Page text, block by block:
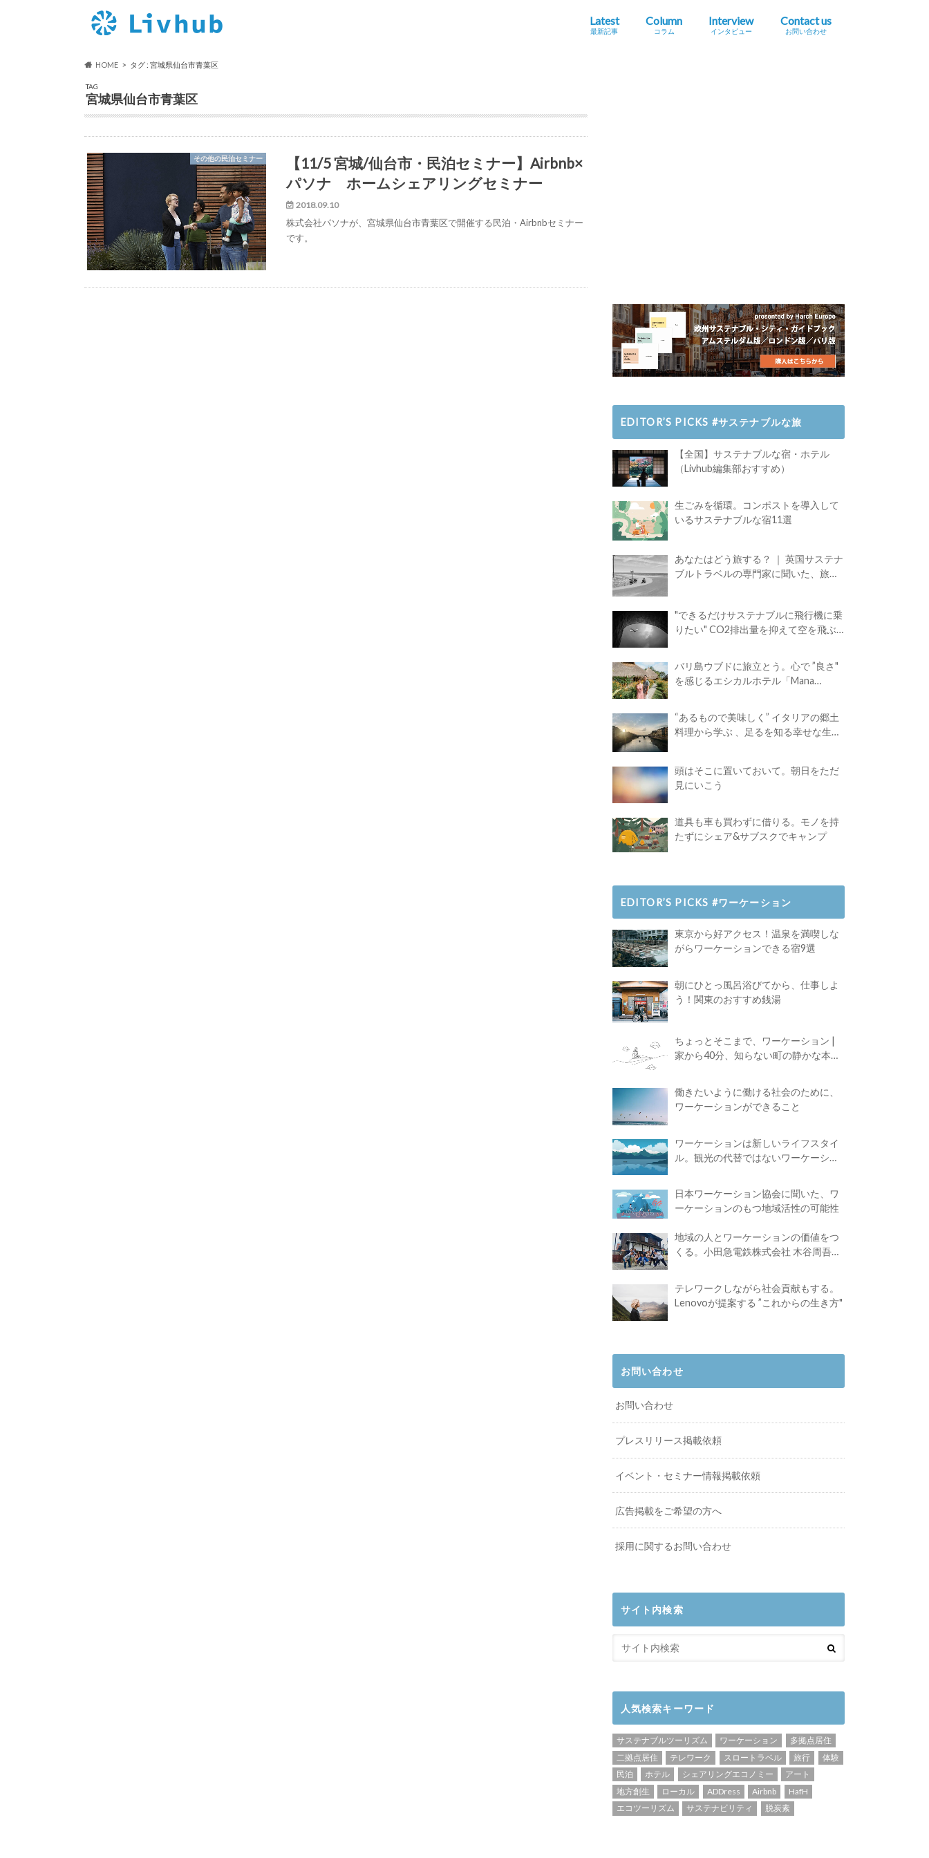
Latest
最新記事
Column
コラム
Interview
インタビュー
Contact us
お問い合わせ
HOME タグ : 宮城県仙台市青葉区
TAG
宮城県仙台市青葉区
その他の民泊セミナー
【11/5 宮城/仙台市・民泊セミナー】Airbnb×
パソナ ホームシェアリングセミナー
2018.09.10
株式会社パソナが、宮城県仙台市青葉区で開催する民泊・Airbnbセミナー
です。
EDITOR’S PICKS #サステナブルな旅
【全国】サステナブルな宿・ホテル
（Livhub編集部おすすめ）
生ごみを循環。コンポストを導入して
いるサステナブルな宿11選
あなたはどう旅する？ ｜ 英国サステナ
ブルトラベルの専門家に聞いた、旅の
"できるだけサステナブルに飛行機に乗
りたい" CO2排出量を抑えて空を飛ぶ
バリ島ウブドに旅立とう。心で ”良さ"
を感じるエシカルホテル「Mana
“あるもので美味しく” イタリアの郷土
料理から学ぶ 、足るを知る幸せな生き
頭はそこに置いておいて。朝日をただ
見にいこう
道具も車も買わずに借りる。モノを持
たずにシェア&サブスクでキャンプ
EDITOR’S PICKS #ワーケーション
東京から好アクセス！温泉を満喫しな
がらワーケーションできる宿9選
朝にひとっ風呂浴びてから、仕事しよ
う！関東のおすすめ銭湯
ちょっとそこまで、ワーケーション |
家から40分、知らない町の静かな本屋
働きたいように働ける社会のために、
ワーケーションができること
ワーケーションは新しいライフスタイ
ル。観光の代替ではないワーケーショ
日本ワーケーション協会に聞いた、ワ
ーケーションのもつ地域活性の可能性
地域の人とワーケーションの価値をつ
くる。小田急電鉄株式会社 木谷周吾さ
テレワークしながら社会貢献もする。
Lenovoが提案する ”これからの生き方"
お問い合わせ
お問い合わせ
プレスリリース掲載依頼
イベント・セミナー情報掲載依頼
広告掲載をご希望の方へ
採用に関するお問い合わせ
サイト内検索
人気検索キーワード
サステナブルツーリズム ワーケーション
多拠点居住
二拠点居住
テレワーク スロートラベル 旅行
体験
民泊
ホテル シェアリングエコノミー
アート
地方創生
ローカル ADDress Airbnb
HafH
エコツーリズム
サステナビリティ 脱炭素